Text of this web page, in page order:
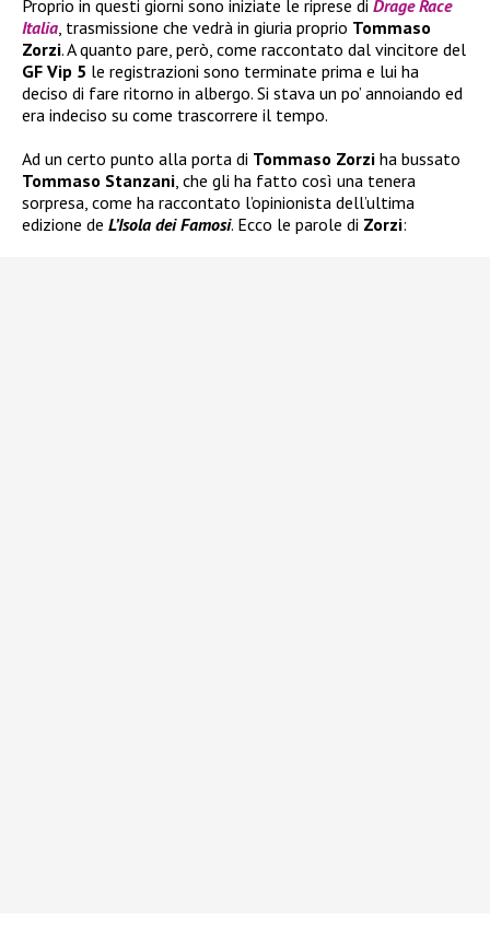
Proprio in questi giorni sono iniziate le riprese di Drage Race
Italia, trasmissione che vedrà in giuria proprio Tommaso
Zorzi. A quanto pare, però, come raccontato dal vincitore del
GF Vip 5 le registrazioni sono terminate prima e lui ha
deciso di fare ritorno in albergo. Si stava un po’ annoiando ed
era indeciso su come trascorrere il tempo.
Ad un certo punto alla porta di Tommaso Zorzi ha bussato
Tommaso Stanzani, che gli ha fatto così una tenera
sorpresa, come ha raccontato l’opinionista dell’ultima
edizione de L’Isola dei Famosi. Ecco le parole di Zorzi: